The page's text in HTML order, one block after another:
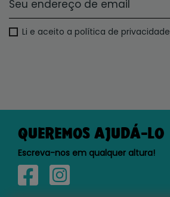
Li e aceito a política de privacidade
QUEREMOS AJUDÁ-LO
Escreva-nos em qualquer altura!